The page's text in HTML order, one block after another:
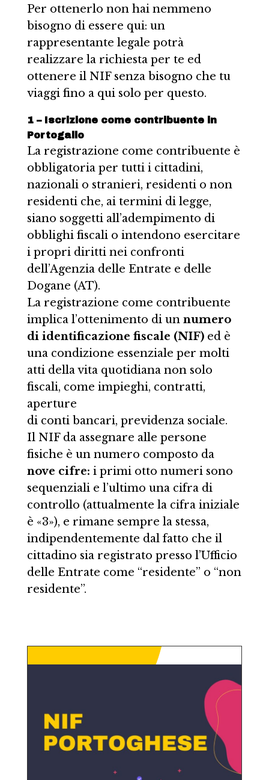
Per ottenerlo non hai nemmeno
bisogno di essere qui: un
rappresentante legale potrà
realizzare la richiesta per te ed
ottenere il NIF senza bisogno che tu
viaggi fino a qui solo per questo.
1 – Iscrizione come contribuente in
Portogallo
La registrazione come contribuente è
obbligatoria per tutti i cittadini,
nazionali o stranieri, residenti o non
residenti che, ai termini di legge,
siano soggetti all’adempimento di
obblighi fiscali o intendono esercitare
i propri diritti nei confronti
dell’Agenzia delle Entrate e delle
Dogane (AT).
La registrazione come contribuente
implica l’ottenimento di un numero
di identificazione fiscale (NIF)ed è
una condizione essenziale per molti
atti della vita quotidiana non solo
fiscali, come impieghi, contratti,
aperture
di conti bancari, previdenza sociale.
Il NIF da assegnare alle persone
fisiche è un numero composto da
nove cifre: i primi otto numeri sono
sequenziali e l’ultimo una cifra di
controllo (attualmente la cifra iniziale
è «3»), e rimane sempre la stessa,
indipendentemente dal fatto che il
cittadino sia registrato presso l’Ufficio
delle Entrate come “residente” o “non
residente”.